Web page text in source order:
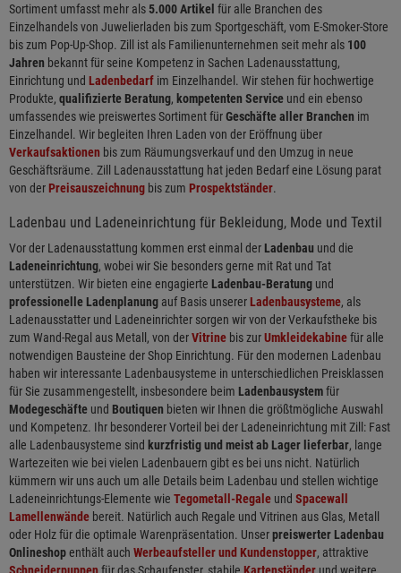
Sortiment umfasst mehr als5.000 Artikel für alle Branchen des
Einzelhandels von Juwelierladen bis zum Sportgeschäft, vom E-Smoker-Store
bis zum Pop-Up-Shop. Zill ist als Familienunternehmen seit mehr als 100
Jahren bekannt für seine Kompetenz in Sachen Ladenausstattung,
Einrichtung und Ladenbedarf im Einzelhandel. Wir stehen für hochwertige
Produkte, qualifizierte Beratung, kompetenten Service und ein ebenso
umfassendes wie preiswertes Sortiment fürGeschäfte aller Branchen im
Einzelhandel. Wir begleiten Ihren Laden von der Eröffnung über
Verkaufsaktionen bis zum Räumungsverkauf und den Umzug in neue
Geschäftsräume. Zill Ladenausstattung hat jeden Bedarf eine Lösung parat
von derPreisauszeichnung bis zum Prospektständer.
Ladenbau und Ladeneinrichtung für Bekleidung, Mode und Textil
Vor der Ladenausstattung kommen erst einmal der Ladenbau und die
Ladeneinrichtung, wobei wir Sie besonders gerne mit Rat und Tat
unterstützen. Wir bieten eine engagierte Ladenbau-Beratung und
professionelle Ladenplanung auf Basis unsererLadenbausysteme, als
Ladenausstatter und Ladeneinrichter sorgen wir von der Verkaufstheke bis
zum Wand-Regal aus Metall, von derVitrine bis zurUmkleidekabinefür alle
notwendigen Bausteine der Shop Einrichtung. Für den modernen Ladenbau
haben wir interessante Ladenbausysteme in unterschiedlichen Preisklassen
für Sie zusammengestellt, insbesondere beim Ladenbausystemfür
Modegeschäfte und Boutiquen bieten wir Ihnen die größtmögliche Auswahl
und Kompetenz. Ihr besonderer Vorteil bei der Ladeneinrichtung mit Zill: Fast
alle Ladenbausysteme sind kurzfristig und meist ab Lager lieferbar, lange
Wartezeiten wie bei vielen Ladenbauern gibt es bei uns nicht. Natürlich
kümmern wir uns auch um alle Details beim Ladenbau und stellen wichtige
Ladeneinrichtungs-Elemente wie Tegometall-Regale und Spacewall
Lamellenwände bereit. Natürlich auch Regale und Vitrinen aus Glas, Metall
oder Holz für die optimale Warenpräsentation. Unserpreiswerter Ladenbau
Onlineshopenthält auch Werbeaufsteller und Kundenstopper, attraktive